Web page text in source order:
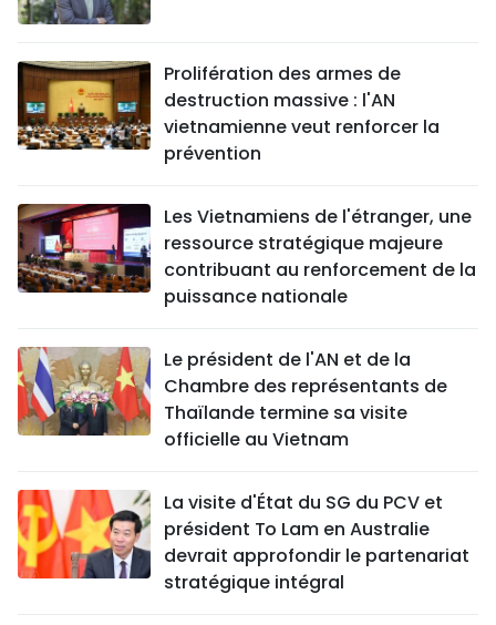
Prolifération des armes de
destruction massive : l'AN
vietnamienne veut renforcer la
prévention
Les Vietnamiens de l'étranger, une
ressource stratégique majeure
contribuant au renforcement de la
puissance nationale
Le président de l'AN et de la
Chambre des représentants de
Thaïlande termine sa visite
officielle au Vietnam
La visite d'État du SG du PCV et
président To Lam en Australie
devrait approfondir le partenariat
stratégique intégral